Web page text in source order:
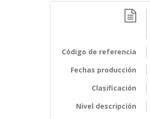
Código de referencia
Fechas producción
Clasificación
Nivel descripción